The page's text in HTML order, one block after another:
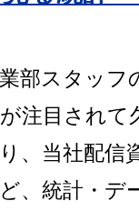
部スタッフ
注目されて
、当社配信
、統計・デ